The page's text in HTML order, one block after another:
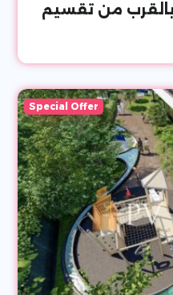
من تقسيم
Special Offer